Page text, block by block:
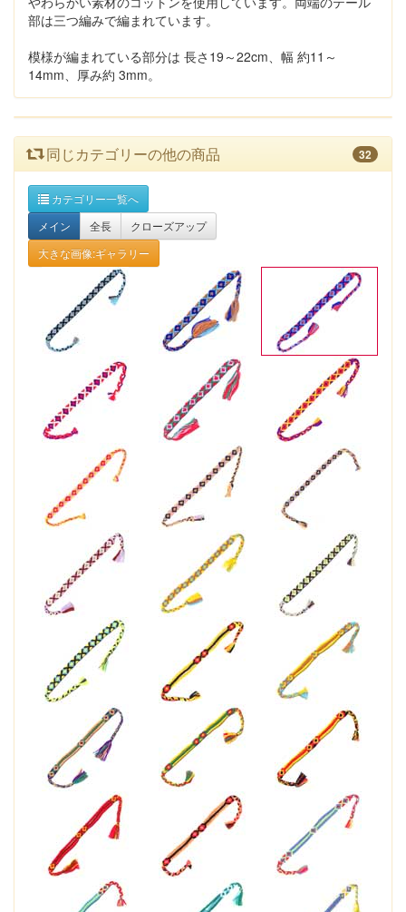
部は三つ編みで編まれています。
模様が編まれている部分は 長さ19～22cm、幅 約11～
14mm、厚み約 3mm。
同じカテゴリーの他の商品 32
カテゴリー一覧へ
メイン
全長
クローズアップ
大きな画像:ギャラリー